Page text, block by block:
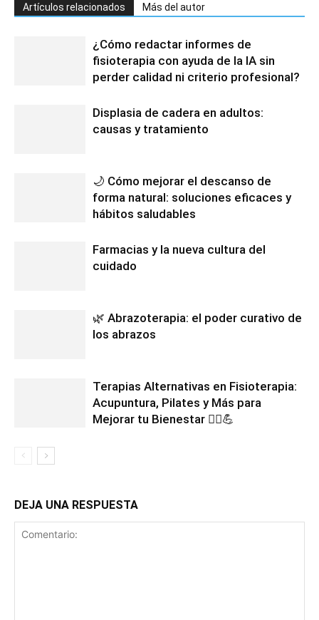
Artículos relacionados Más del autor
¿Cómo redactar informes de
fisioterapia con ayuda de la IA sin
perder calidad ni criterio profesional?
Displasia de cadera en adultos:
causas y tratamiento
🌙 Cómo mejorar el descanso de
forma natural: soluciones eficaces y
hábitos saludables
Farmacias y la nueva cultura del
cuidado
🌿 Abrazoterapia: el poder curativo de
los abrazos
Terapias Alternativas en Fisioterapia:
Acupuntura, Pilates y Más para
Mejorar tu Bienestar 💆‍♂️💪
DEJA UNA RESPUESTA